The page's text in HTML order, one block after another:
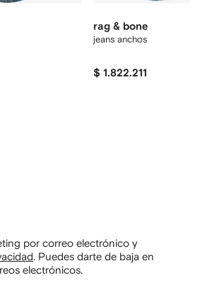
rag & bone
jeans anchos
$ 1.822.211
por correo electrónico y
. Puedes darte de baja en
electrónicos.